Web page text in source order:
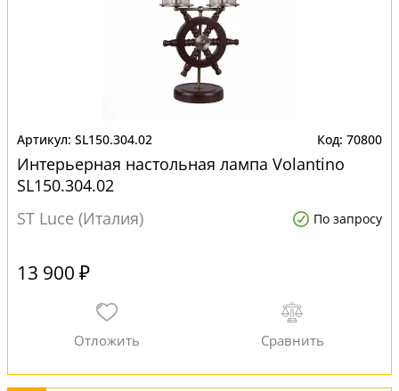
SL150.304.02 70800
Интерьерная настольная лампа Volantino
SL150.304.02
ST Luce (Италия)
По запросу
13 900 ₽